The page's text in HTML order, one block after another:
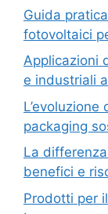
Guida
fotovoltaici
Applicazioni
e industriali
packaging
La
benefici e
Prodotti per